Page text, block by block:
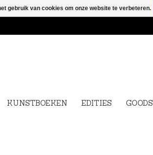
KUNSTBOEKEN EDITIES GOODS
gebruik van cookies om onze website te verbeteren.